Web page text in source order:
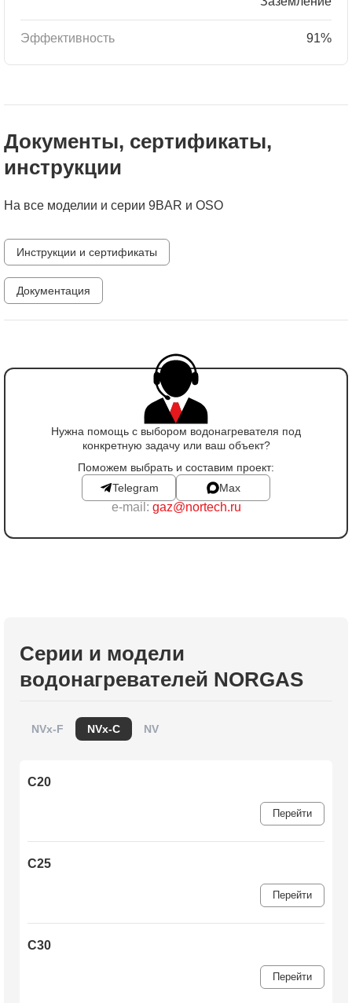
Эффективность 91%
Документы, сертификаты,
инструкции
На все моделии и серии 9BAR и OSO
Инструкции и сертификаты
Документация
Нужна помощь с выбором водонагревателя под
конкретную задачу или ваш объект?
Поможем выбрать и составим проект:
Telegram
Max
e-mail: gaz@nortech.ru
Серии и модели
водонагревателей NORGAS
NVx-F NVx-C NV
C20
Перейти
C25
Перейти
C30
Перейти